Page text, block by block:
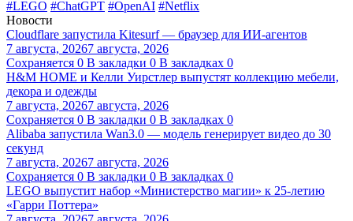
#LEGO #ChatGPT #OpenAI #Netflix
Новости
Cloudflare запустила Kitesurf — браузер для ИИ-агентов
7 августа, 20267 августа, 2026
Сохраняется 0 В закладки 0 В закладках 0
H&M HOME и Келли Уирстлер выпустят коллекцию мебели,
декора и одежды
7 августа, 20267 августа, 2026
Сохраняется 0 В закладки 0 В закладках 0
Alibaba запустила Wan3.0 — модель генерирует видео до 30
секунд
7 августа, 20267 августа, 2026
Сохраняется 0 В закладки 0 В закладках 0
LEGO выпустит набор «Министерство магии» к 25-летию
«Гарри Поттера»